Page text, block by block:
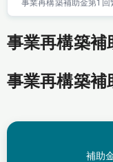
事業再構築補助金第1回
事業再構築補
事業再構築
補助